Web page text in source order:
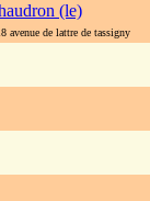
(le)
avenue de lattre de tassigny